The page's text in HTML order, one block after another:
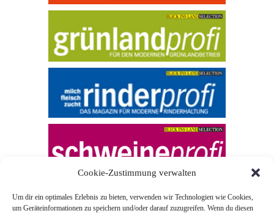
Cookie-Zustimmung verwalten
Um dir ein optimales Erlebnis zu bieten, verwenden wir Technologien wie Cookies,
um Geräteinformationen zu speichern und/oder darauf zuzugreifen. Wenn du diesen